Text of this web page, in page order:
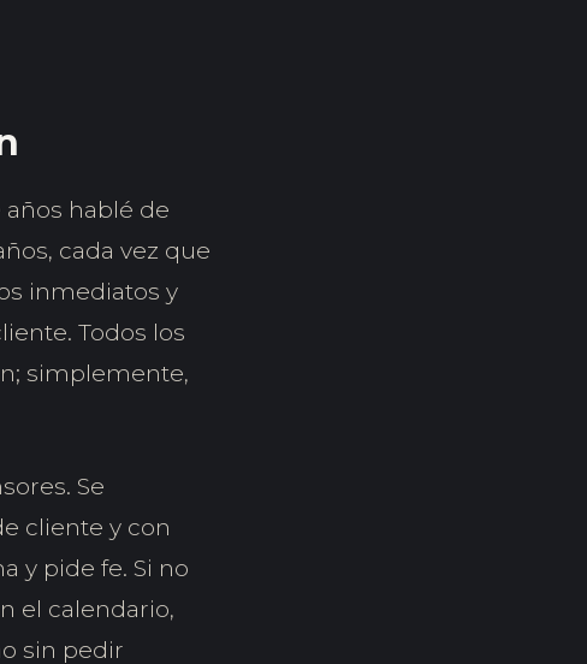
hablé de
cada vez que
inmediatos y
Todos los
simplemente,
Se
cliente y con
y pide fe. Si no
el calendario,
sin pedir